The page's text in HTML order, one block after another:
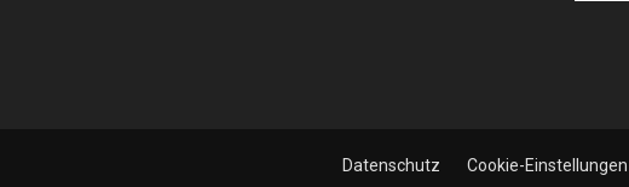
Datenschutz Cookie-Einstellungen